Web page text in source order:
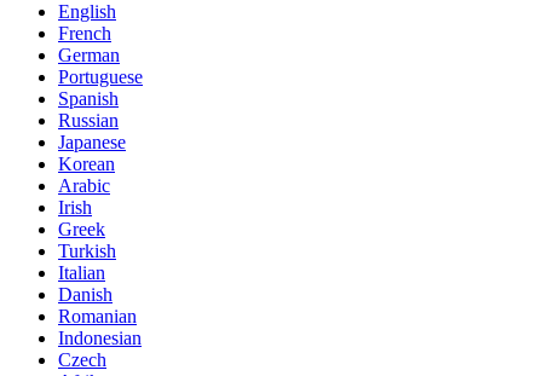
English
French
German
Portuguese
Spanish
Russian
Japanese
Korean
Arabic
Irish
Greek
Turkish
Italian
Danish
Romanian
Indonesian
Czech